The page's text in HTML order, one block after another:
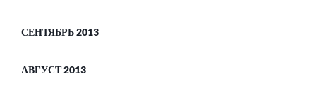
СЕНТЯБРЬ 2013
АВГУСТ 2013